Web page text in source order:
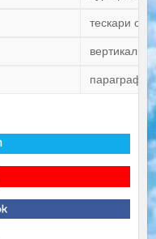
тескари
вертикал
параграф